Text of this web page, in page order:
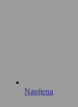
Naujiena